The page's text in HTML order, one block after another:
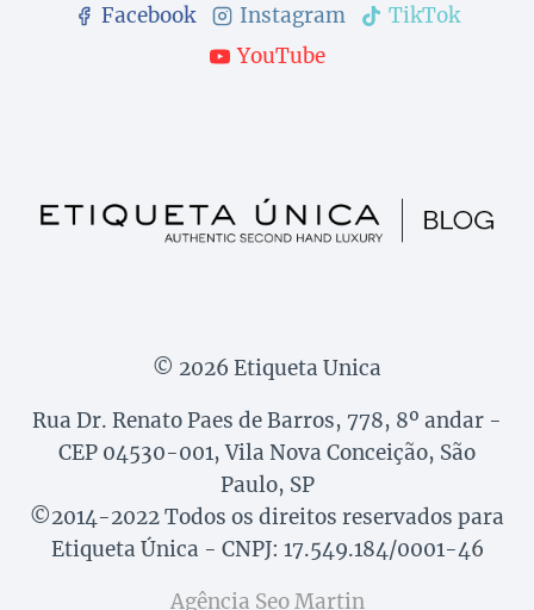
Facebook Instagram
TikTok
YouTube
© 2026 Etiqueta Unica
Rua Dr. Renato Paes de Barros, 778, 8º andar -
CEP 04530-001, Vila Nova Conceição, São
Paulo, SP
©2014-2022 Todos os direitos reservados para
Etiqueta Única - CNPJ: 17.549.184/0001-46
Agência Seo Martin